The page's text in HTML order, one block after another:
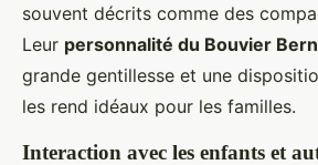
souvent décrits comme des
Leur personnalité du Bouvier
grande gentillesse et une
les rend idéaux pour les familles.
Interaction avec les enfants et